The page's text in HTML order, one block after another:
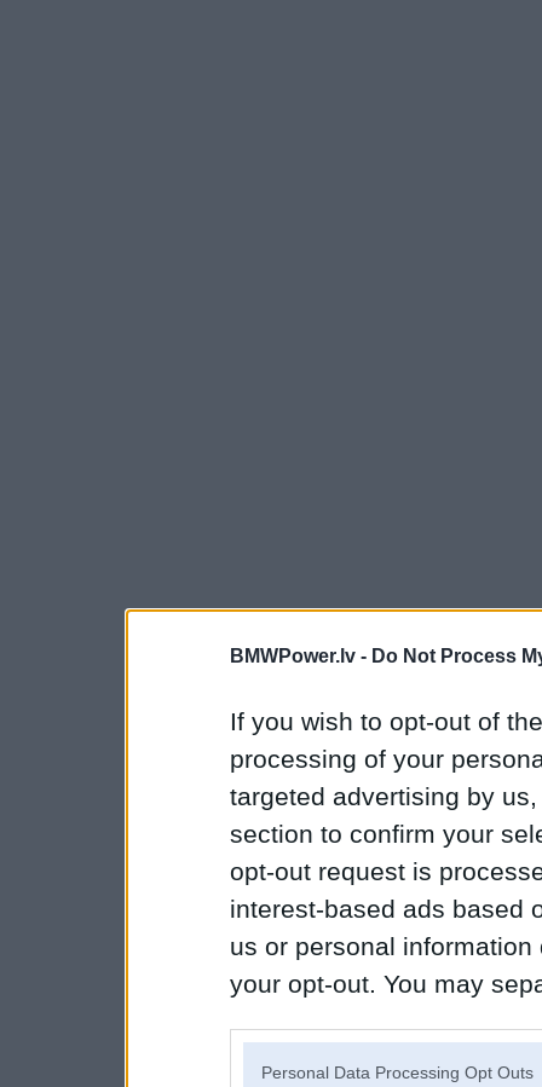
BMWPower.lv - Do Not Process
If you wish to opt-out of
processing of your
targeted advertising by
section to confirm your
opt-out request is
interest-based ads based
us or personal
your opt-out. You may
Personal Data Processing Opt Outs